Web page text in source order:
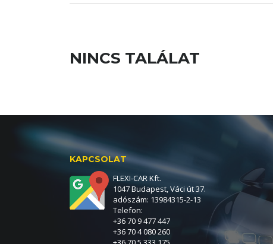
NINCS TALÁLAT
KAPCSOLAT
FLEXI-CAR Kft.
1047 Budapest, Váci út 37.
adószám: 13984315-2-13
Telefon:
+36 70 9 477 447
+36 70 4 080 260